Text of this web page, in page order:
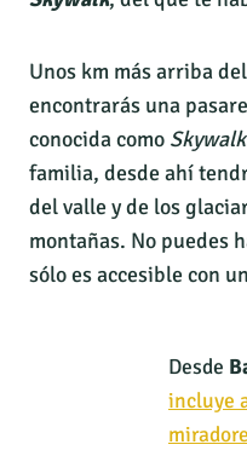
Unos km más arriba
encontrarás una
conocida como Skywalk
familia, desde ahí
del valle y de los
montañas. No puedes
sólo es accesible con
Desde
incluye